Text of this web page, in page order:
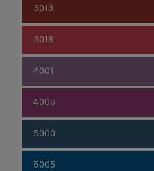
3013
3018
4001
4006
5000
5005